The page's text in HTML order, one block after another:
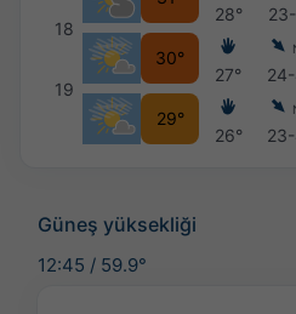
18
19
30°
29°
28°
27°
26°
Güneş yüksekliği
12:45 / 59.9°